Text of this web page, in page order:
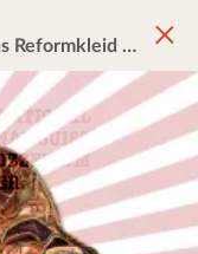
Raus aus dem Korsett, rein ins Reformkleid